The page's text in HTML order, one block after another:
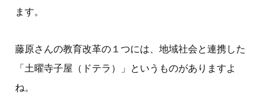
ます。
藤原さんの教育改革の１つには、地域社会と連携した
「土曜寺子屋（ドテラ）」というものがありますよ
ね。